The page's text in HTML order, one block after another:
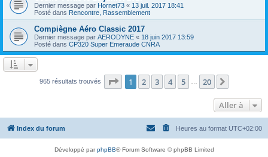
Dernier message par Hornet73 « 13 juil. 2017 18:41
Posté dans Rencontre, Rassemblement
Compiègne Aéro Classic 2017
Dernier message par AERODYNE « 18 juin 2017 13:59
Posté dans CP320 Super Emeraude CNRA
965 résultats trouvés Page 1sur20
1 2 3 4 5 20
Aller à
Index du forum Heures au format UTC+02:00
Développé parphpBB® Forum Software © phpBB Limited